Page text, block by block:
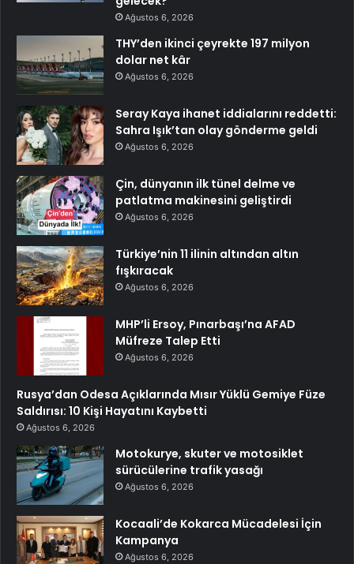
Ağustos 6, 2026
THY’den ikinci çeyrekte 197 milyon
dolar net kâr
Ağustos 6, 2026
Seray Kaya ihanet iddialarını reddetti:
Sahra Işık’tan olay gönderme geldi
Ağustos 6, 2026
Çin, dünyanın ilk tünel delme ve
patlatma makinesini geliştirdi
Ağustos 6, 2026
Türkiye’nin 11 ilinin altından altın
fışkıracak
Ağustos 6, 2026
MHP’li Ersoy, Pınarbaşı’na AFAD
Müfreze Talep Etti
Ağustos 6, 2026
Rusya’dan Odesa Açıklarında Mısır Yüklü Gemiye Füze
Saldırısı: 10 Kişi Hayatını Kaybetti
Ağustos 6, 2026
Motokurye, skuter ve motosiklet
sürücülerine trafik yasağı
Ağustos 6, 2026
Kocaali’de Kokarca Mücadelesi İçin
Kampanya
Ağustos 6, 2026